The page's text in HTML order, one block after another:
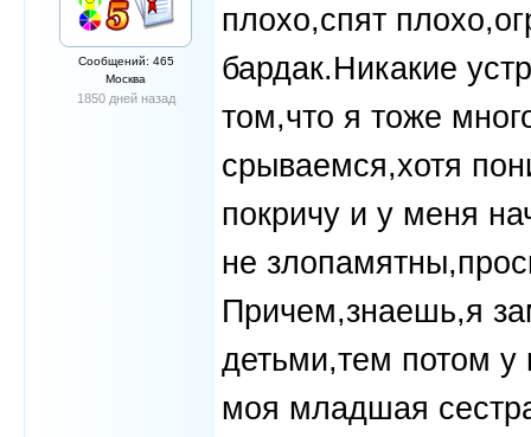
Сообщений: 465
Москва
1850 дней назад
плохо,спят
бардак.Никакие
том,что я тоже
срываемся,хотя
покричу и у меня
не
Причем,знаешь,я
детьми,тем потом у
моя младшая